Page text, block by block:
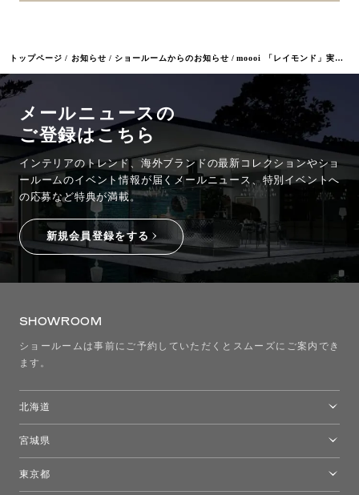
トップページ お知らせ ショールームからのお知らせ moooi 「レイモンド」実例紹介Vol.1
メールニュースの
ご登録はこちら
インテリアのトレンド、海外ブランドの最新コレクションやショ
ールームのイベント情報が 届くメールニュース、特別イベントへ
の応募など特典が満載。
新規会員登録をする
SHOWROOM
ショールームは事前にご予約していただくとスムーズにご案内でき
ます。
北海道
宮城県
東京都